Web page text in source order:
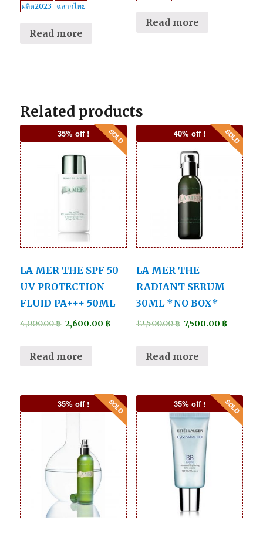
ผลิต2023 ฉลากไทย
Read more
Read more
Related products
35% off !
LA MER THE SPF 50
UV PROTECTION
FLUID PA+++ 50ML
4,000.00฿ 2,600.00 ฿
Read more
40% off !
LA MER THE
RADIANT SERUM
30ML *NO BOX*
12,500.00฿ 7,500.00฿
Read more
35% off ! 35% off !